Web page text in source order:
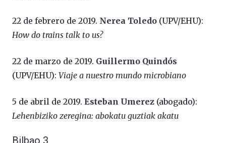
22 de febrero de 2019. Nerea Toledo (UPV/EHU):
How do trains talk to us?
22 de marzo de 2019. Guillermo Quindós
(UPV/EHU): Viaje a nuestro mundo microbiano
5 de abril de 2019. Esteban Umerez (abogado):
Lehenbiziko zeregina: abokatu guztiak akatu
Bilbao 3